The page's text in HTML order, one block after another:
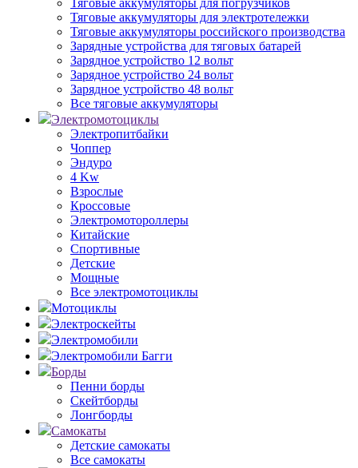
Тяговые аккумуляторы для погрузчиков
Тяговые аккумуляторы для электротележки
Тяговые аккумуляторы российского производства
Зарядные устройства для тяговых батарей
Зарядное устройство 12 вольт
Зарядное устройство 24 вольт
Зарядное устройство 48 вольт
Все тяговые аккумуляторы
Электромотоциклы
Электропитбайки
Чоппер
Эндуро
4 Kw
Взрослые
Кроссовые
Электромотороллеры
Китайские
Спортивные
Детские
Мощные
Все электромотоциклы
Мотоциклы
Электроскейты
Электромобили
Электромобили Багги
Борды
Пенни борды
Скейтборды
Лонгборды
Самокаты
Детские самокаты
Все самокаты